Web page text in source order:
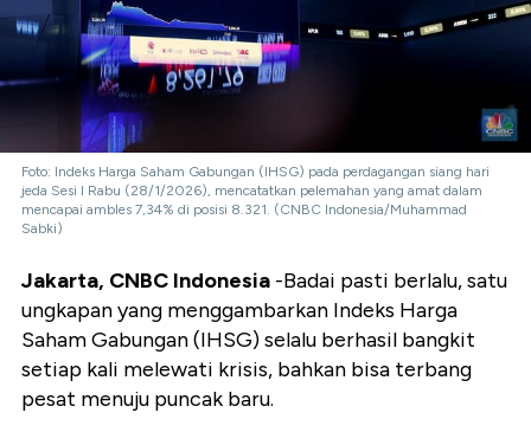
Foto: Indeks Harga Saham Gabungan (IHSG) pada perdagangan siang hari
jeda Sesi I Rabu (28/1/2026), mencatatkan pelemahan yang amat dalam
mencapai ambles 7,34% di posisi 8.321. (CNBC Indonesia/Muhammad
Sabki)
Jakarta, CNBC Indonesia -Badai pasti berlalu, satu
ungkapan yang menggambarkan Indeks Harga
Saham Gabungan (IHSG) selalu berhasil bangkit
setiap kali melewati krisis, bahkan bisa terbang
pesat menuju puncak baru.